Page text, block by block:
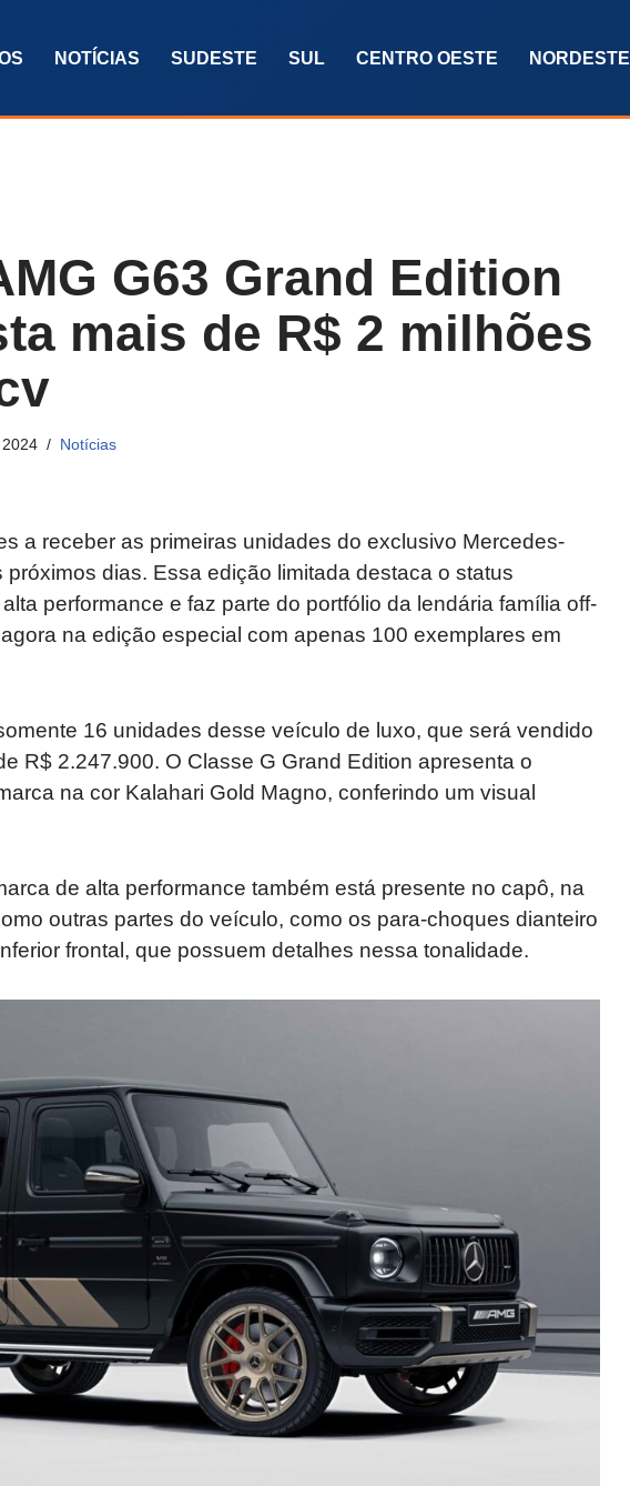
NOTÍCIAS SUDESTE SUL CENTRO OESTE NORDESTE
G63 Grand Edition
mais de R$ 2 milhões
Notícias
a receber as primeiras unidades do exclusivo Mercedes-
dias. Essa edição limitada destaca o status
performance e faz parte do portfólio da lendária família off-
na edição especial com apenas 100 exemplares em
16 unidades desse veículo de luxo, que será vendido
R$ 2.247.900. O Classe G Grand Edition apresenta o
na cor Kalahari Gold Magno, conferindo um visual
de alta performance também está presente no capô, na
outras partes do veículo, como os para-choques dianteiro
frontal, que possuem detalhes nessa tonalidade.